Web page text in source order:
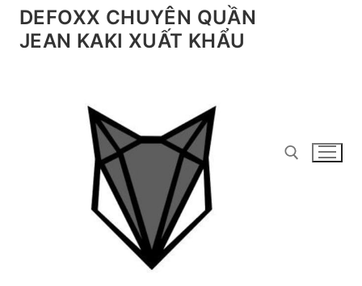
Chuyển
đếnDEFOXX CHUYÊN QUẦN
JEAN KAKI XUẤT KHẨU
Tìm kiếm cho: